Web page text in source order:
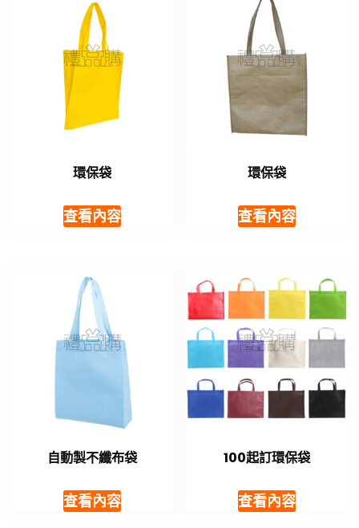
環保袋
查看內容
環保袋
查看內容
自動製不纖布袋
查看內容
100起訂環保袋
查看內容